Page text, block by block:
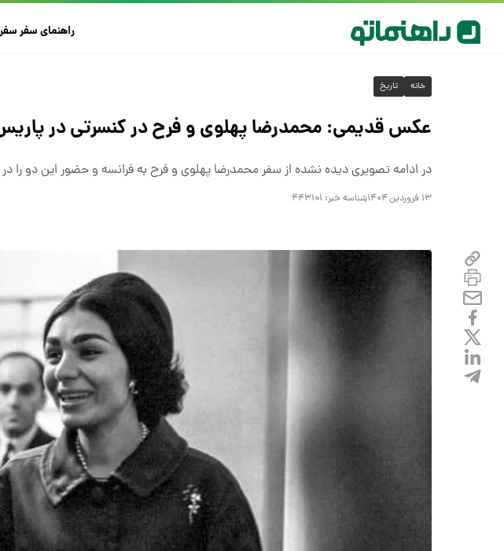
راهنمای سفر
خانه تاریخ
عکس قدیمی: محمدرضا پهلوی و فرح در کنسرتی در پاریس
در ادامه تصویری دیده نشده از سفر محمدرضا پهلوی و فرح به فرانسه و حضور این دو را در کنسرتی
۱۳ فروردین ۱۴۰۴ شناسه خبر: ۴۴۳۱۰۱